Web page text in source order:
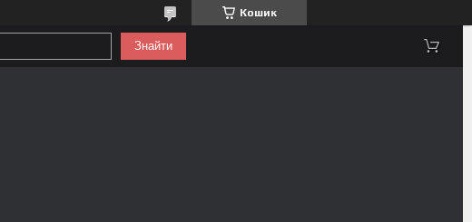
Кошик
Знайти